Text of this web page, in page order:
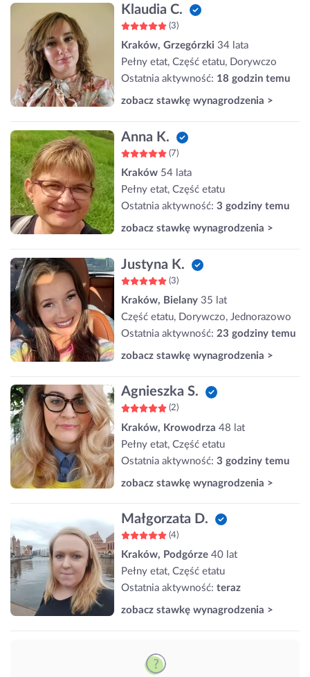
Klaudia C.
(3)
Kraków, Grzegórzki 34 lata
Pełny etat, Część etatu, Dorywczo
Ostatnia aktywność: 18 godzin temu
zobacz stawkę wynagrodzenia >
Anna K.
(7)
Kraków 54 lata
Pełny etat, Część etatu
Ostatnia aktywność: 3 godziny temu
zobacz stawkę wynagrodzenia >
Justyna K.
(3)
Kraków, Bielany 35 lat
Część etatu, Dorywczo, Jednorazowo
Ostatnia aktywność: 23 godziny temu
zobacz stawkę wynagrodzenia >
Agnieszka S.
(2)
Kraków, Krowodrza 48 lat
Pełny etat, Część etatu
Ostatnia aktywność: 3 godziny temu
zobacz stawkę wynagrodzenia >
Małgorzata D.
(4)
Kraków, Podgórze 40 lat
Pełny etat, Część etatu
Ostatnia aktywność: teraz
zobacz stawkę wynagrodzenia >